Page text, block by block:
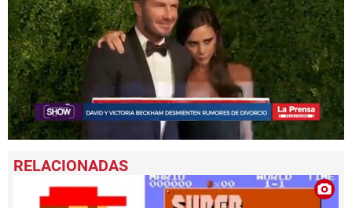
seconds
of
seconds